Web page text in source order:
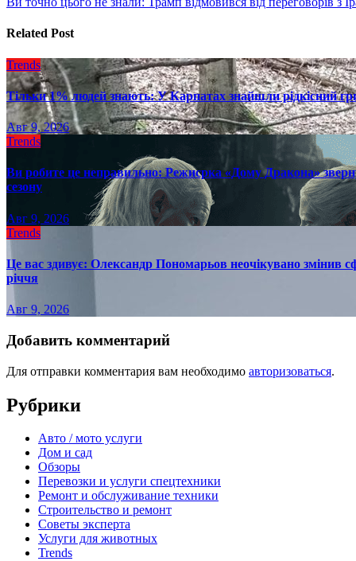
Related Post
Trends
Тільки 1% людей знають: У Карпатах знайшли рідкісний
Авг 9, 2026
Trends
Ви робите це неправильно: Режисрка «Дому Дракона»
сезону
Авг 9, 2026
Trends
Це вас здивує: Олександр Пономарьов неочікувано змінив
річчя
Авг 9, 2026
Добавить комментарий
Для отправки комментария вам необходимо авторизоваться.
Рубрики
Авто / мото услуги
Дом и сад
Обзоры
Перевозки и услуги спецтехники
Ремонт и обслуживание техники
Строительство и ремонт
Советы эксперта
Услуги для животных
Trends